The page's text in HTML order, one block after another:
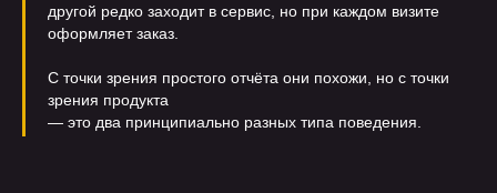
другой редко заходит в сервис, но при каждом визите
оформляет заказ.
С точки зрения простого отчёта они похожи, но с точки
зрения продукта
— это два принципиально разных типа поведения.